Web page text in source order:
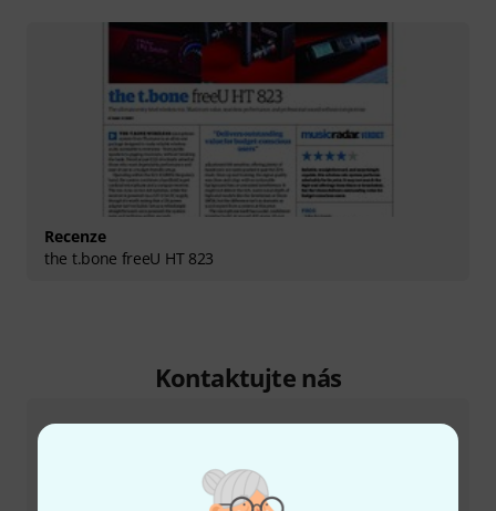
Recenze
the t.bone freeU HT 823
Kontaktujte nás